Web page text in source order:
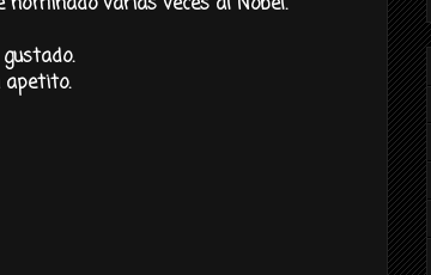
apetito.